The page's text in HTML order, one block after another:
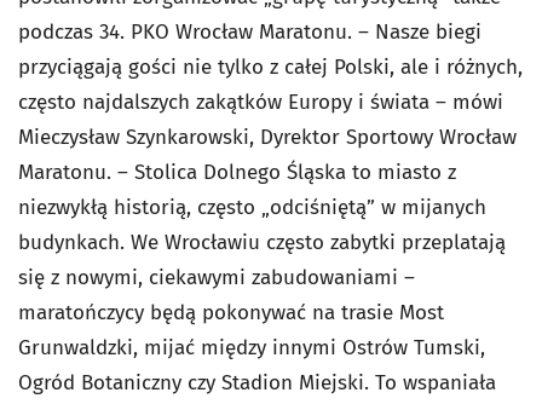
podczas 34. PKO Wrocław Maratonu. – Nasze biegi
przyciągają gości nie tylko z całej Polski, ale i różnych,
często najdalszych zakątków Europy i świata – mówi
Mieczysław Szynkarowski, Dyrektor Sportowy Wrocław
Maratonu. – Stolica Dolnego Śląska to miasto z
niezwykłą historią, często „odciśniętą” w mijanych
budynkach. We Wrocławiu często zabytki przeplatają
się z nowymi, ciekawymi zabudowaniami –
maratończycy będą pokonywać na trasie Most
Grunwaldzki, mijać między innymi Ostrów Tumski,
Ogród Botaniczny czy Stadion Miejski. To wspaniała